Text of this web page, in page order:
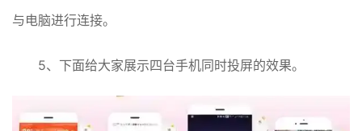
与电脑进行连接。
5、下面给大家展示四台手机同时投屏的效果。